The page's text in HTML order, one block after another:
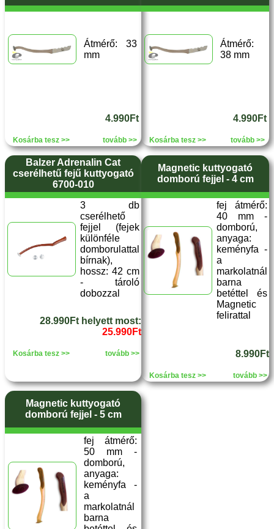
Átmérő: 33
mm
4.990Ft
Kosárba tesz >> tovább >>
Átmérő:
38 mm
4.990Ft
Kosárba tesz >> tovább >>
Balzer Adrenalin Cat
cserélhetű fejű kuttyogató
6700-010
3 db
cserélhető
fejjel (fejek
különféle
domborulattal
bírnak),
hossz: 42 cm
- tároló
dobozzal
28.990Ft helyett most:
25.990Ft
Kosárba tesz >> tovább >>
Magnetic kuttyogató
domború fejjel - 4 cm
fej átmérő:
40 mm -
domború,
anyaga:
keményfa -
a
markolatnál
barna
betéttel és
Magnetic
felirattal
8.990Ft
Kosárba tesz >> tovább >>
Magnetic kuttyogató
domború fejjel - 5 cm
fej átmérő:
50 mm -
domború,
anyaga:
keményfa -
a
markolatnál
barna